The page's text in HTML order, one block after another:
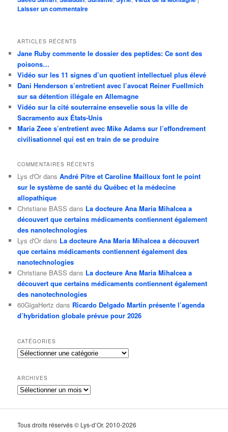
Laisser un commentaire
ARTICLES RÉCENTS
Jane Ruby commente le dossier des peptides: Ce sont des
poisons…
Vidéo sur les 11 signes d’un quotient intellectuel plus élevé
Dani Henderson s’entretient avec l’avocat Reiner Fuellmich
sur sa détention illégale en Allemagne
Vidéo sur la cité souterraine ensevelie sous la ville de
Sacramento aux États-Unis
Maria Zeee s’entretient avec Mike Adams sur l’effondrement
civilisationnel qui est en train de se produire
COMMENTAIRES RÉCENTS
Lys d'Or dansAndré Pitre et Caroline Mailloux font le point
sur le système de santé du Québec et la médecine
allopathique
Christiane BASS dans La docteure Ana Maria Mihalcea a
découvert que certains médicaments contiennent également
des nanotechnologies
Lys d'Or dans La docteure Ana Maria Mihalcea a découvert
que certains médicaments contiennent également des
nanotechnologies
Christiane BASS dans La docteure Ana Maria Mihalcea a
découvert que certains médicaments contiennent également
des nanotechnologies
60GigaHertz dans Ricardo Delgado Martin présente l’agenda
d’hybridation globale prévue pour 2026
CATÉGORIES
Catégories
ARCHIVES
Archives
Tous droits réservés © Lys-d’Or. 2010-2026